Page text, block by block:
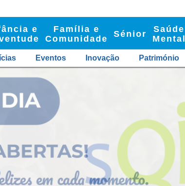
e
Família e
Comunidade
Sénior
Saúde
Mental
Eventos Inovação Património